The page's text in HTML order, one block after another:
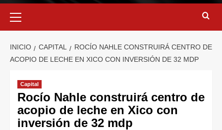
INICIO CAPITAL
ROCÍO NAHLE CONSTRUIRÁ CENTRO DE
ACOPIO DE LECHE EN XICO CON INVERSIÓN DE 32 MDP
Capital
Rocío Nahle construirá centro de
acopio de leche en Xico con
inversión de 32 mdp